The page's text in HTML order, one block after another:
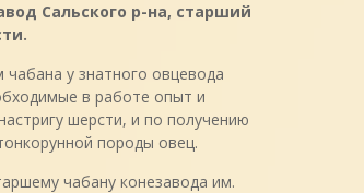
Сальского р-на, старший
у знатного овцевода
в работе опыт и
шерсти, и по получению
породы овец.
чабану конезавода им.